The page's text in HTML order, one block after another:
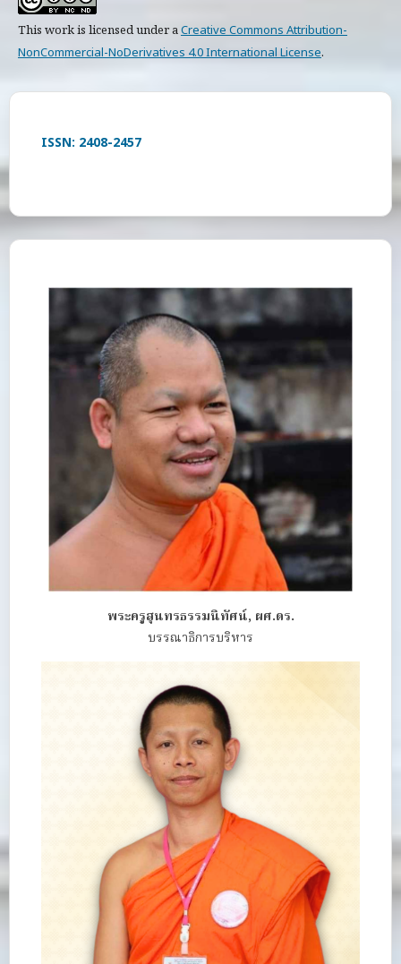
This work is licensed under aCreative Commons Attribution-
NonCommercial-NoDerivatives 4.0 International License.
ISSN: 2408-2457
พระครูสุนทรธรรมนิทัศน์, ผศ.ดร.
บรรณาธิการบริหาร